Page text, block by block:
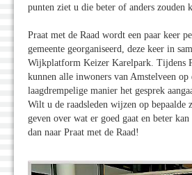
punten ziet u die beter of anders zouden
Praat met de Raad wordt een paar keer
gemeente georganiseerd, deze keer in
Wijkplatform Keizer Karelpark. Tijdens
kunnen alle inwoners van Amstelveen
laagdrempelige manier het gesprek
Wilt u de raadsleden wijzen op bepaalde
geven over wat er goed gaat en beter
dan naar Praat met de Raad!